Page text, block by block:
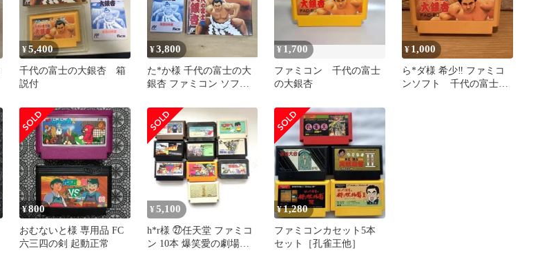
¥5,400
千代の富士の大銀杏 箱
説付
¥3,800
た*か様 千代の富士の大
銀杏 ファミコン ソフト
¥ 1,700
ファミコン 千代の富士
の大銀杏
¥ 1,000
ら*ダ様 希少‼️ ファミコ
ンソフト 千代の富士の
¥800
おむないと様 専用品 FC
六三四の剣 起動正常
¥ 5,100
h*r様 ㉗任天堂 ファミコ
ン 10本 爆笑愛の劇場
¥1,280
ファミコンカセット5本
セット［孔雀王他］